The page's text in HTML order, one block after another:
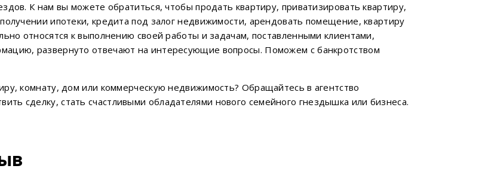
К нам вы можете обратиться, чтобы продать квартиру, приватизировать квартиру,
ипотеки, кредита под залог недвижимости, арендовать помещение, квартиру
относятся к выполнению своей работы и задачам, поставленными клиентами,
развернуто отвечают на интересующие вопросы. Поможем с банкротством
комнату, дом или коммерческую недвижимость? Обращайтесь в агентство
сделку, стать счастливыми обладателями нового семейного гнездышка или бизнеса.